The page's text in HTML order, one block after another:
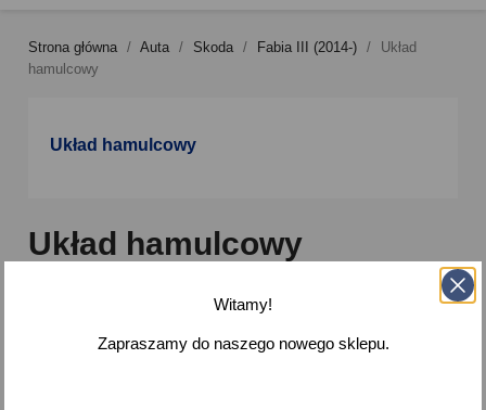
Strona główna Auta Skoda Fabia III (2014-)
Układ
hamulcowy
Układ hamulcowy
Układ hamulcowy
Brak dostępnych produktów.
Bądźcie czujni! W tym miejscu zostanie wyświetlonych
Witamy!
Zapraszamy do naszego nowego sklepu.